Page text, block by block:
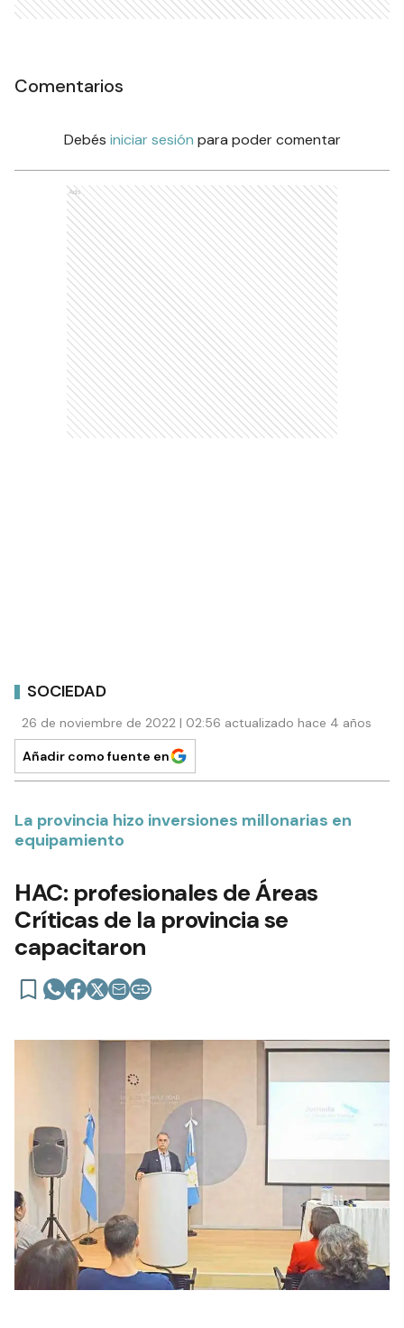
Comentarios
Debés iniciar sesión para poder comentar
Ads
SOCIEDAD
26 de noviembre de 2022 | 02:56 actualizado hace 4 años
Añadir como fuente en
La provincia hizo inversiones millonarias en
equipamiento
HAC: profesionales de Áreas
Críticas de la provincia se
capacitaron